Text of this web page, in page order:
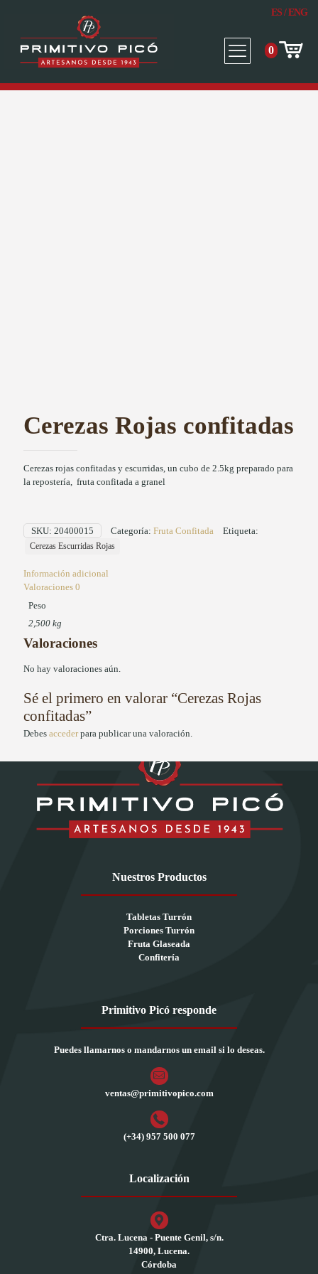
0
ES /ENG
Cerezas Rojas confitadas
Cerezas rojas confitadas y escurridas, un cubo de 2.5kg preparado para
la repostería, fruta confitada a granel
SKU: 20400015 Categoría: Fruta Confitada Etiqueta:
Cerezas Escurridas Rojas
Información adicional
Valoraciones 0
Peso
2,500 kg
Valoraciones
No hay valoraciones aún.
Sé el primero en valorar “Cerezas Rojas
confitadas”
Debes accederpara publicar una valoración.
Nuestros Productos
Tabletas Turrón
Porciones Turrón
Fruta Glaseada
Confitería
Primitivo Picó responde
Puedes llamarnos o mandarnos un email si lo deseas.
ventas@primitivopico.com
(+34) 957 500 077
Localización
Ctra. Lucena - Puente Genil, s/n.
14900, Lucena.
Córdoba